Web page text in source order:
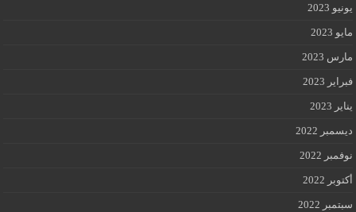
يونيو 2023
مايو 2023
مارس 2023
فبراير 2023
يناير 2023
ديسمبر 2022
نوفمبر 2022
أكتوبر 2022
سبتمبر 2022